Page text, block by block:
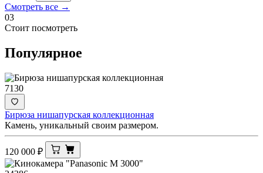
Смотреть все →
03
Стоит посмотреть
Популярное
7130
Бирюза нишапурская коллекционная
Камень, уникальный своим размером.
120 000 ₽